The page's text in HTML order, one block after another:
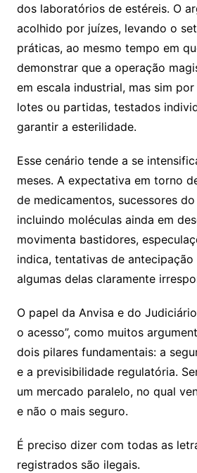
dos laboratórios de estéreis. O
acolhido por juízes, levando o
práticas, ao mesmo tempo em
demonstrar que a operação
em escala industrial, mas sim
lotes ou partidas, testados
garantir a esterilidade.
Esse cenário tende a se
meses. A expectativa em torno
de medicamentos, sucessores
incluindo moléculas ainda em
movimenta bastidores,
indica, tentativas de antecipação
algumas delas claramente
O papel da Anvisa e do
o acesso”, como muitos
dois pilares fundamentais: a
e a previsibilidade regulatória.
um mercado paralelo, no qual
e não o mais seguro.
É preciso dizer com todas as
registrados são ilegais.